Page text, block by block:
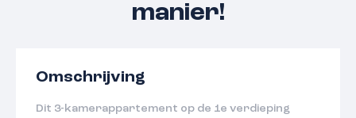
manier!
Omschrijving
Dit 3-kamerappartement op de 1e verdieping